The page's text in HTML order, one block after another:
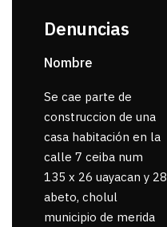
Denuncias
Nombre
Se cae parte de
construccion de una
casa habitación en la
calle 7 ceiba num
135 x 26 uayacan y 28
abeto, cholul
municipio de merida